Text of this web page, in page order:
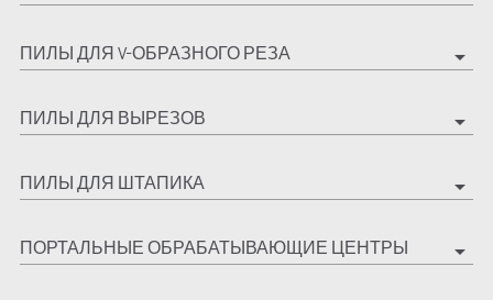
ПИЛЫ ДЛЯ V-ОБРАЗНОГО РЕЗА arrow_drop_down
ПИЛЫ ДЛЯ ВЫРЕЗОВ arrow_drop_down
ПИЛЫ ДЛЯ ШТАПИКА arrow_drop_down
ПОРТАЛЬНЫЕ ОБРАБАТЫВАЮЩИЕ ЦЕНТРЫ arrow_drop_down